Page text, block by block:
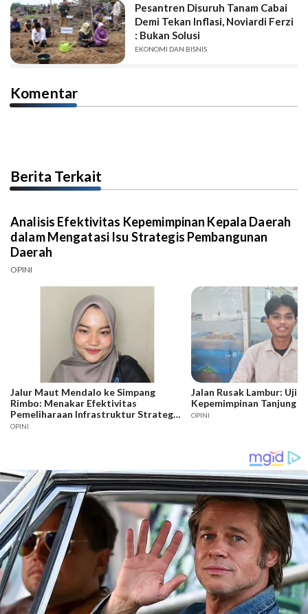
Pesantren Disuruh Tanam Cabai
Demi Tekan Inflasi, Noviardi Ferzi
: Bukan Solusi
EKONOMI DAN BISNIS
Komentar
Berita Terkait
Analisis Efektivitas Kepemimpinan Kepala Daerah
dalam Mengatasi Isu Strategis Pembangunan
Daerah
OPINI
Jalur Maut Mendalo ke Simpang
Rimbo: Menakar Efektivitas
Pemeliharaan Infrastruktur Strategis
Jambi
OPINI
Jalan Rusak Lambur:
Kepemimpinan Tanjung
OPINI